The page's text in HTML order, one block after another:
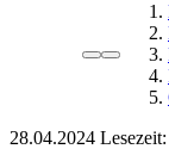
28.04.2024 Lesezeit: